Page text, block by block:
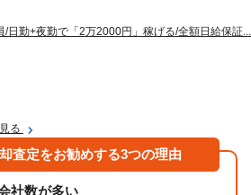
/日勤+夜勤で「2万2000円」稼げる/全額日給保証...
る
査定をお勧めする3つの理由
社数が多い